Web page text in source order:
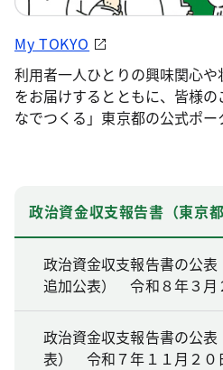
My TOKYO
利用者一人ひとりの興味関心
をお届けするとともに、皆様
なでつくる」東京都の公式ポー
政治資金収支報告書（東京
政治資金収支報告書の公
追加公表） 令和８年３月
政治資金収支報告書の公
表） 令和７年１１月２０